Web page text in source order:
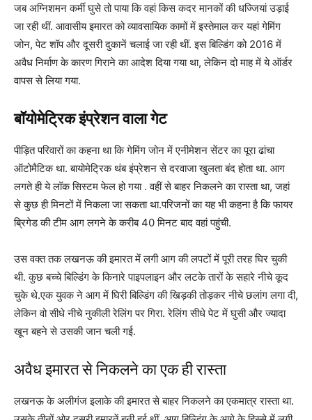
जब अग्निशमन कर्मी घुसे तो पाया कि वहां किस कदर मानकों की धज्जियां उड़ाई
जा रही थीं. आवासीय इमारत को व्यावसायिक कामों में इस्तेमाल कर यहां गेमिंग
जोन, पेट शॉप और दूसरी दुकानें चलाई जा रही थीं. इस बिल्डिंग को 2016 में
अवैध निर्माण के कारण गिराने का आदेश दिया गया था, लेकिन दो माह में ये ऑर्डर
वापस से लिया गया.
बॉयोमेट्रिक इंप्रेशन वाला गेट
पीड़ित परिवारों का कहना था कि गेमिंग जोन में एनीमेशन सेंटर का पूरा ढांचा
ऑटोमैटिक था. बायोमेट्रिक थंब इंप्रेशन से दरवाजा खुलता बंद होता था. आग
लगते ही ये लॉक सिस्टम फेल हो गया . वहीं से बाहर निकलने का रास्ता था, जहां
से कुछ ही मिनटों में निकला जा सकता था.परिजनों का यह भी कहना है कि फायर
ब्रिगेड की टीम आग लगने के करीब 40 मिनट बाद वहां पहुंची.
उस वक्त तक लखनऊ की इमारत में लगी आग की लपटों में पूरी तरह घिर चुकी
थी. कुछ बच्चे बिल्डिंग के किनारे पाइपलाइन और लटके तारों के सहारे नीचे कूद
चुके थे.एक युवक ने आग में घिरी बिल्डिंग की खिड़की तोड़कर नीचे छलांग लगा दी,
लेकिन वो सीधे नीचे नुकीली रेलिंग पर गिरा. रेलिंग सीधे पेट में घुसी और ज्यादा
खून बहने से उसकी जान चली गई.
अवैध इमारत से निकलने का एक ही रास्ता
लखनऊ के अलीगंज इलाके की इमारत से बाहर निकलने का एकमात्र रास्ता था.